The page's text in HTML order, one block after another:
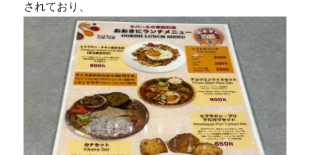
されており、